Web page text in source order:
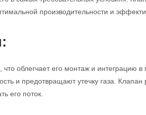
производительности и
облегчает его монтаж и интеграцию
и предотвращают утечку газа. Клапан
его поток.